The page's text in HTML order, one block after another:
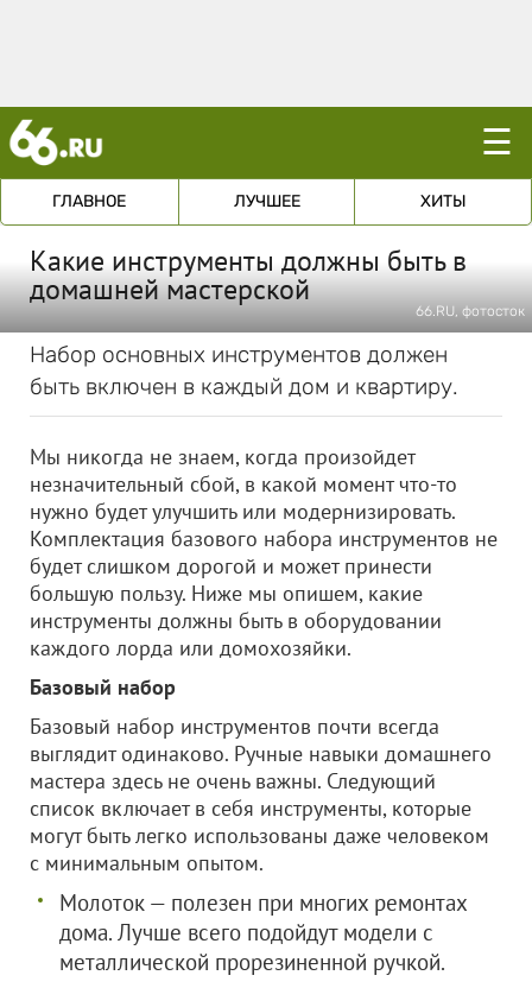
☰
ГЛАВНОЕ ЛУЧШЕЕ ХИТЫ
Какие инструменты должны быть в
домашней мастерской
66.RU, фотосток
Набор основных инструментов должен
быть включен в каждый дом и квартиру.
Мы никогда не знаем, когда произойдет
незначительный сбой, в какой момент что-то
нужно будет улучшить или модернизировать.
Комплектация базового набора инструментов не
будет слишком дорогой и может принести
большую пользу. Ниже мы опишем, какие
инструменты должны быть в оборудовании
каждого лорда или домохозяйки.
Базовый набор
Базовый набор инструментов почти всегда
выглядит одинаково. Ручные навыки домашнего
мастера здесь не очень важны. Следующий
список включает в себя инструменты, которые
могут быть легко использованы даже человеком
с минимальным опытом.
Молоток — полезен при многих ремонтах
дома. Лучше всего подойдут модели с
металлической прорезиненной ручкой.